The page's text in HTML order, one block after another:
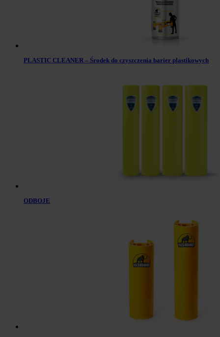
PLASTIC CLEANER – Środek do czyszczenia barier plastikowych
ODBOJE